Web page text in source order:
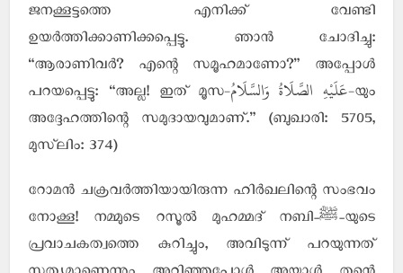
ജനക്കൂട്ടത്തെ എനിക്ക് വേണ്ടി
ഉയര്‍ത്തിക്കാണിക്കപ്പെട്ടു. ഞാന്‍ ചോദിച്ചു:
“ആരാണിവര്‍? എന്റെ സമൂഹമാണോ?” അപ്പോള്‍
പറയപ്പെട്ടു: “അല്ല! ഇത് മൂസ
-عَلَيْهِ الصَّلَاةُ وَالسَّلَامُ-യും
അദ്ദേഹത്തിന്റെ സമുദായവുമാണ്.” (ബുഖാരി: 5705,
മുസ്‌ലിം: 374)
റോമന്‍ ചക്രവര്‍ത്തിയായിരുന്ന ഹിര്‍ഖലിന്റെ സംഭവം
നോക്കൂ! നമ്മുടെ റസൂല്‍ മുഹമ്മദ് നബി-ﷺ-യുടെ
പ്രവാചകത്വത്തെ കുറിച്ചും, അവിടുന്ന് പറയുന്നത്